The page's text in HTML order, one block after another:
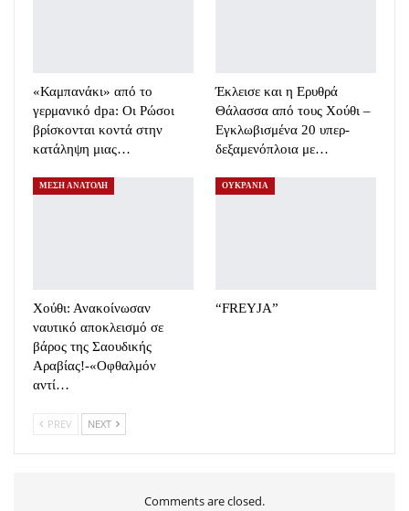
«Καμπανάκι» από το
γερμανικό dpa: Οι Ρώσοι
βρίσκονται κοντά στην
κατάληψη μιας…
Έκλεισε και η Ερυθρά
Θάλασσα από τους Χούθι –
Εγκλωβισμένα 20 υπερ-
δεξαμενόπλοια με…
ΜΕΣΗ ΑΝΑΤΟΛΗ
Χούθι: Ανακοίνωσαν
ναυτικό αποκλεισμό σε
βάρος της Σαουδικής
Αραβίας!-«Οφθαλμόν
αντί…
ΟΥΚΡΑΝΙΑ
“FREYJA”
PREV NEXT
Comments are closed.